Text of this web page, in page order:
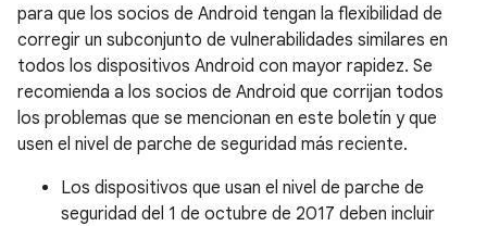
para que los socios de Android tengan la flexibilidad de
corregir un subconjunto de vulnerabilidades similares en
todos los dispositivos Android con mayor rapidez. Se
recomienda a los socios de Android que corrijan todos
los problemas que se mencionan en este boletín y que
usen el nivel de parche de seguridad más reciente.
Los dispositivos que usan el nivel de parche de
seguridad del 1 de octubre de 2017 deben incluir